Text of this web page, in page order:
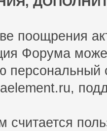
поощрения
Форума
персональный
считается